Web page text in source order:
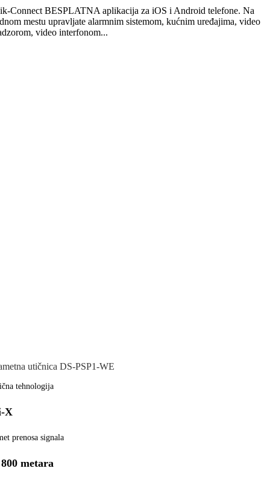
Connect BESPLATNA aplikacija za iOS i Android telefone. Na
mestu upravljate alarmnim sistemom, kućnim uređajima, video
video interfonom...
utičnica DS-PSP1-WE
tehnologija
X
prenosa signala
metara